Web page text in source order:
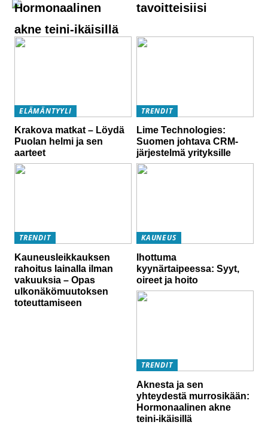
Hormonaalinen
akne teini-ikäisillä
tavoitteisiisi
ELÄMÄNTYYLI
Krakova matkat – Löydä
Puolan helmi ja sen
aarteet
TRENDIT
Lime Technologies:
Suomen johtava CRM-
järjestelmä yrityksille
TRENDIT
Kauneusleikkauksen
rahoitus lainalla ilman
vakuuksia – Opas
ulkonäkömuutoksen
toteuttamiseen
KAUNEUS
Ihottuma
kyynärtaipeessa: Syyt,
oireet ja hoito
TRENDIT
Aknesta ja sen
yhteydestä murrosikään:
Hormonaalinen akne
teini-ikäisillä